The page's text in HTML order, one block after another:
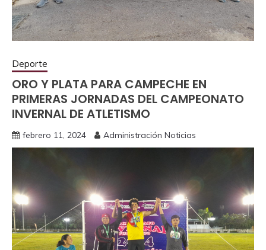
Deporte
ORO Y PLATA PARA CAMPECHE EN
PRIMERAS JORNADAS DEL CAMPEONATO
INVERNAL DE ATLETISMO
febrero 11, 2024 Administración Noticias